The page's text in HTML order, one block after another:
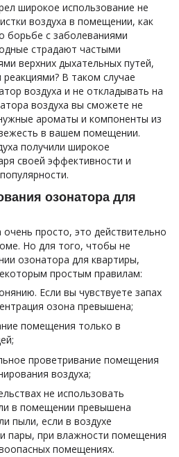
широкое использование не
воздуха в помещении, как
борьбе с заболеваниями
страдают частыми
верхних дыхательных путей,
В таком случае
воздуха и не откладывать на
воздуха вы сможете не
ароматы и компоненты из
в вашем помещении.
получили широкое
своей эффективности и
озонатора для
просто, это действительно
Но для того, чтобы не
озонатора для квартиры,
простым правилам:
Если вы чувствуете запах
озона превышена;
помещения только в
проветривание помещения
воздуха;
не использовать
в помещении превышена
пыли, если в воздухе
пары, при влажности помещения
помещениях.